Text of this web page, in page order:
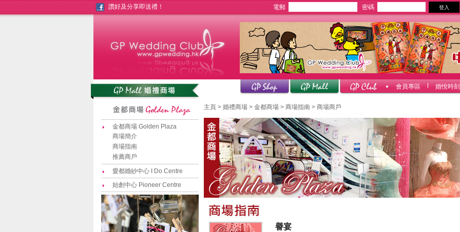
會員專區 婚悅時刻
金都商場 Golden Plaza
商場簡介
商場指南
推薦商戶
愛都婚紗中心 I Do Centre
始創中心 Pioneer Centre
主頁 > 婚禮商場 > 金都商場 > 商場指南 > 商場商戶
譽宴
讚好及分享即送禮！ 電郵 密碼